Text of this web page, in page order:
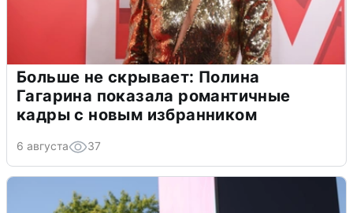
Больше не скрывает: Полина
Гагарина показала романтичные
кадры с новым избранником
6 августа 37